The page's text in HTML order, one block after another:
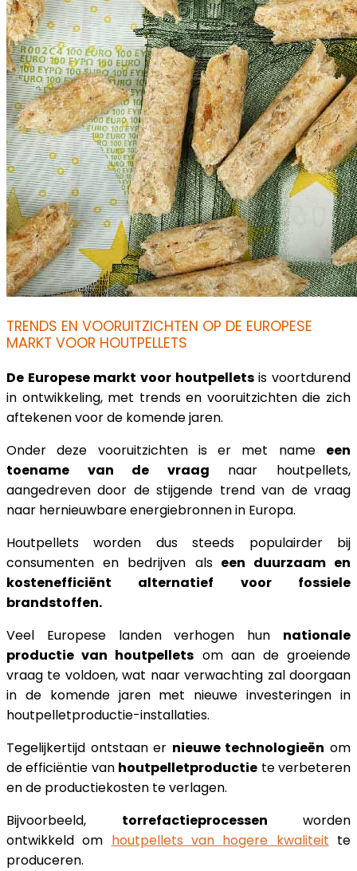
TRENDS EN VOORUITZICHTEN OP DE EUROPESE
MARKT VOOR HOUTPELLETS
De Europese markt voor houtpelletsis voortdurend
in ontwikkeling, met trends en vooruitzichten die zich
aftekenen voor de komende jaren.
Onder deze vooruitzichten is er met name een
toename van de vraag naar houtpellets,
aangedreven door de stijgende trend van de vraag
naar hernieuwbare energiebronnen in Europa.
Houtpellets worden dus steeds populairder bij
consumenten en bedrijven alseen duurzaam en
kostenefficiënt alternatief voor fossiele
brandstoffen.
Veel Europese landen verhogen hun nationale
productie van houtpellets om aan de groeiende
vraag te voldoen, wat naar verwachting zal doorgaan
in de komende jaren met nieuwe investeringen in
houtpelletproductie-installaties.
Tegelijkertijd ontstaan er nieuwe technologieën om
de efficiëntie van houtpelletproductie te verbeteren
en de productiekosten te verlagen.
Bijvoorbeeld, torrefactieprocessen worden
ontwikkeld om houtpellets van hogere kwaliteit te
produceren.